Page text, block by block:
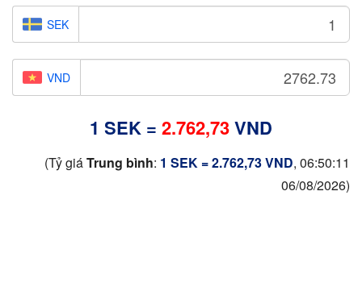
SEK
VND
1 SEK = 2.762,73VND
(Tỷ giáTrung bình: 1 SEK = 2.762,73 VND, 06:50:11
06/08/2026)